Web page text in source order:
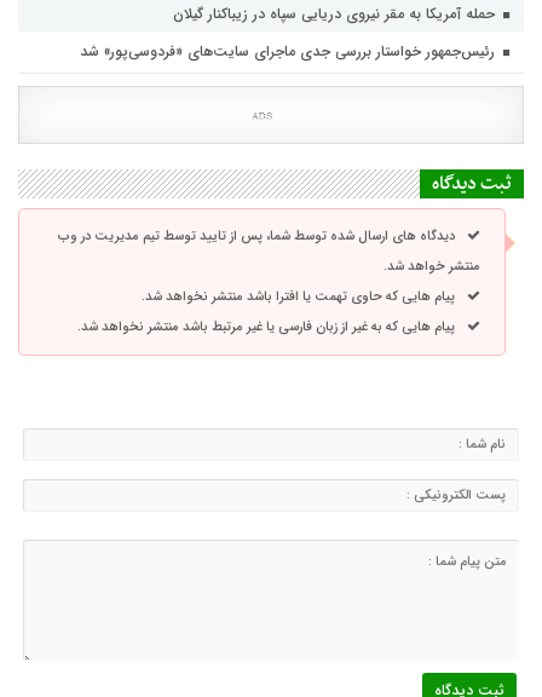
حمله آمریکا به مقر نیروی دریایی سپاه در زیباکنار گیلان
رئیس‌جمهور خواستار بررسی جدی ماجرای سایت‌های «فردوسی‌پور» شد
ثبت دیدگاه
دیدگاه های ارسال شده توسط شما، پس از تایید توسط تیم مدیریت در وب
منتشر خواهد شد.
پیام هایی که حاوی تهمت یا افترا باشد منتشر نخواهد شد.
پیام هایی که به غیر از زبان فارسی یا غیر مرتبط باشد منتشر نخواهد شد.